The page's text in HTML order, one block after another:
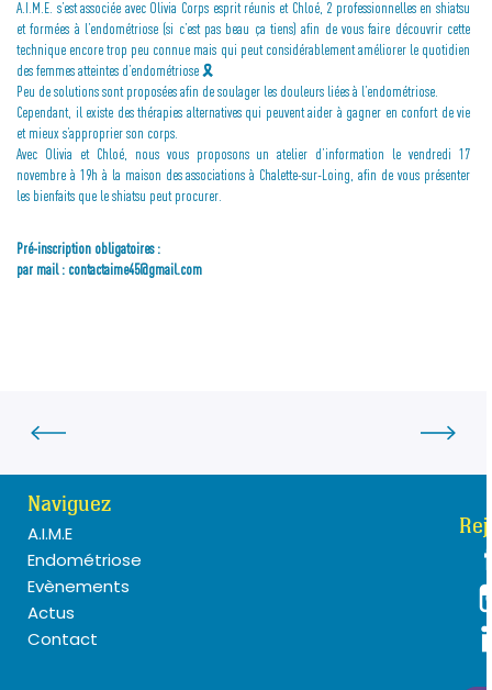
A.I.M.E. s’est associée avec Olivia Corps esprit réunis et Chloé, 2 professionnelles en shiatsu
et formées à l’endométriose (si c’est pas beau ça tiens) afin de vous faire découvrir cette
technique encore trop peu connue mais qui peut considérablement améliorer le quotidien
des femmes atteintes d’endométriose 🎗
Peu de solutions sont proposées afin de soulager les douleurs liées à l’endométriose.
Cependant, il existe des thérapies alternatives qui peuvent aider à gagner en confort de vie
et mieux s’approprier son corps.
Avec Olivia et Chloé, nous vous proposons un atelier d’information le vendredi 17
novembre à 19h à la maison des associations à Chalette-sur-Loing, afin de vous présenter
les bienfaits que le shiatsu peut procurer.
Pré-inscription obligatoires :
par mail : contactaime45@gmail.com
Naviguez
A.I.M.E
Endométriose
Evènements
Actus
Contact